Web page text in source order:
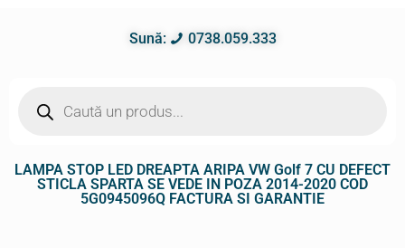
Sună: 0738.059.333
LAMPA STOP LED DREAPTA ARIPA VW Golf 7 CU DEFECT
STICLA SPARTA SE VEDE IN POZA 2014-2020 COD
5G0945096Q FACTURA SI GARANTIE